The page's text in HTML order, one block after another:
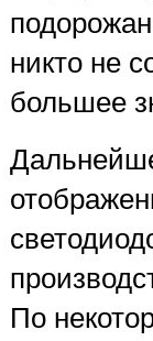
никто не
большее
По